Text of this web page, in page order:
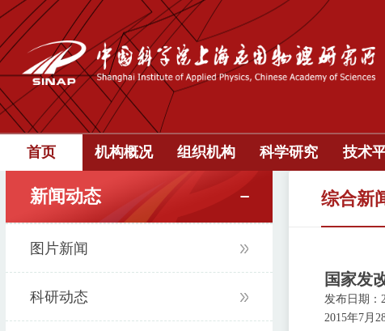
首页 机构概况 组织机构 科学研究 技术
新闻动态
图片新闻
科研动态
综合新
国家发
发布日期：
2015年7月